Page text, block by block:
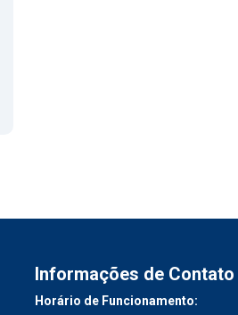
Informações de Contato
Horário de Funcionamento: